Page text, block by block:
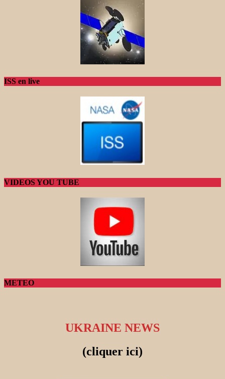
ISS en live
VIDEOS YOU TUBE
METEO
UKRAINE NEWS
(cliquer ici)